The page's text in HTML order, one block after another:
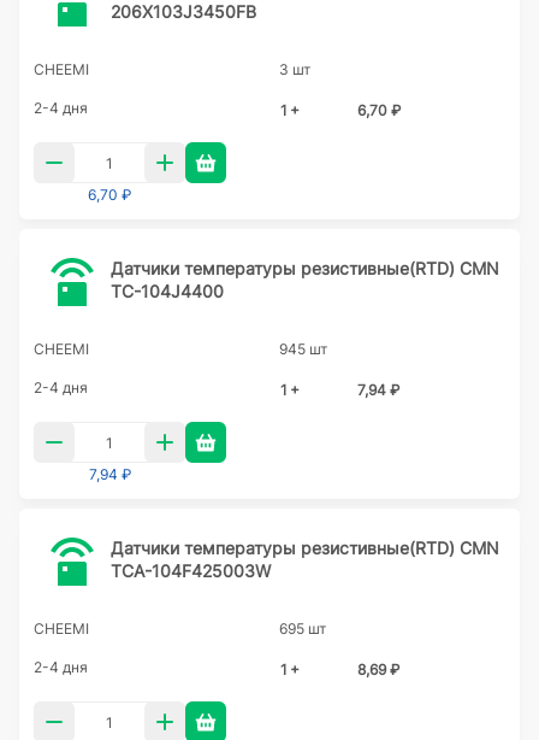
206X103J3450FB
CHEEMI 3 шт
2-4 дня 1 + 6,70 ₽
6,70 ₽
Датчики температуры резистивные(RTD) CMN
TC-104J4400
CHEEMI 945 шт
2-4 дня 1 + 7,94 ₽
7,94 ₽
Датчики температуры резистивные(RTD) CMN
TCA-104F425003W
CHEEMI 695 шт
2-4 дня 1 + 8,69 ₽